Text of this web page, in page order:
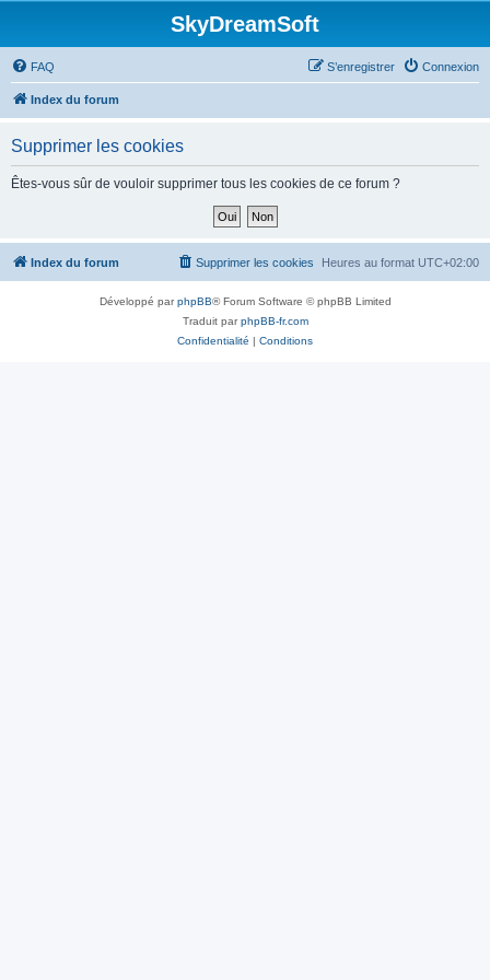
SkyDreamSoft
FAQ Connexion
S’enregistrer
Index du forum
Supprimer les cookies
Êtes-vous sûr de vouloir supprimer tous les cookies de ce forum ?
Index du forum Heures au format UTC+02:00
Supprimer les cookies
Développé parphpBB® Forum Software © phpBB Limited
Traduit parphpBB-fr.com
Confidentialité | Conditions